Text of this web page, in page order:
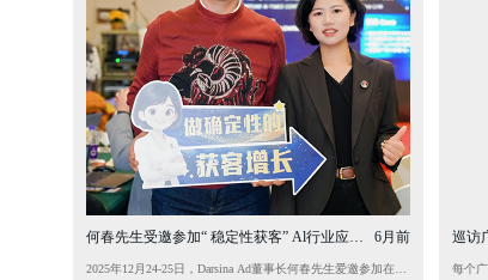
何春先生受邀参加“ 稳定性获客” Al行业应用研习大会。
6月前
2025年12月24-25日，Darsina Ad董事长何春先生爱邀参加在上海举办的“
巡访
每个